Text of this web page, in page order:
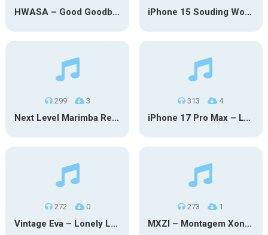
HWASA – Good Goodbye (iPhone) iPhone 15 Souding Wood
299 3
Next Level Marimba Remix
313 4
iPhone 17 Pro Max – Lyubimka
272 0
Vintage Eva – Lonely Lonely (iPhone)
273 1
MXZI – Montagem Xonada (iPhone)